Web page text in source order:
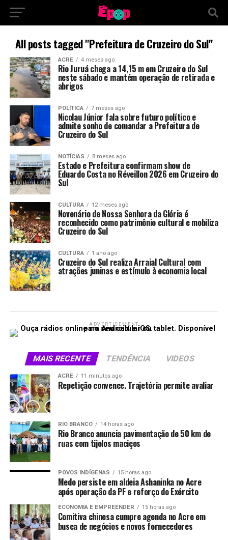
All posts tagged "Prefeitura de Cruzeiro do Sul"
ACRE 4 meses ago
Rio Juruá chega a 14,15 m em Cruzeiro do Sul
neste sábado e mantém operação de retirada e
abrigos
POLÍTICA 7 meses ago
Nicolau Júnior fala sobre futuro político e
admite sonho de comandar a Prefeitura de
Cruzeiro do Sul
NOTÍCIAS 8 meses ago
Estado e Prefeitura confirmam show de
Eduardo Costa no Réveillon 2026 em Cruzeiro do
Sul
CULTURA 12 meses ago
Novenário de Nossa Senhora da Glória é
reconhecido como patrimônio cultural e mobiliza
Cruzeiro do Sul
CULTURA 1 ano ago
Cruzeiro do Sul realiza Arraial Cultural com
atrações juninas e estímulo à economia local
ADVERTISEMENT
MAIS RECENTE TENDÊNCIA VIDEOS
ACRE 11 minutos ago
Repetição convence. Trajetória permite avaliar
RIO BRANCO 14 horas ago
Rio Branco anuncia pavimentação de 50 km de
ruas com tijolos maciços
POVOS INDÍGENAS 15 horas ago
Medo persiste em aldeia Ashaninka no Acre
após operação da PF e reforço do Exército
ECONOMIA E EMPREENDER 15 horas ago
Comitiva chinesa cumpre agenda no Acre em
busca de negócios e novos fornecedores